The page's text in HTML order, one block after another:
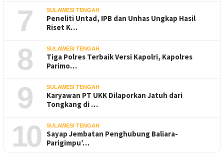
7 SULAWESI TENGAH
Peneliti Untad, IPB dan Unhas Ungkap Hasil
Riset K…
8 SULAWESI TENGAH
Tiga Polres Terbaik Versi Kapolri, Kapolres
Parimo…
9 SULAWESI TENGAH
Karyawan PT UKK Dilaporkan Jatuh dari
Tongkang di …
10 SULAWESI TENGAH
Sayap Jembatan Penghubung Baliara-
Parigimpu’…